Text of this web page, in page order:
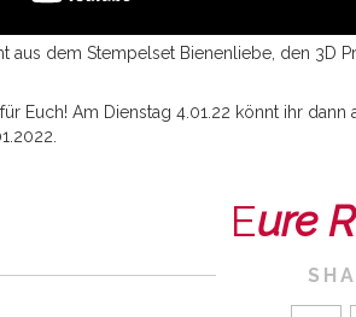
aus dem Stempelset Bienenliebe, den 3D
Euch! Am Dienstag 4.01.22 könnt ihr
Eure